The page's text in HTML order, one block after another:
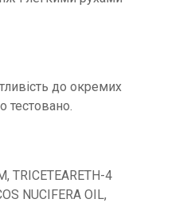
до окремих
тестовано.
TRICETEARETH-4
NUCIFERA OIL,